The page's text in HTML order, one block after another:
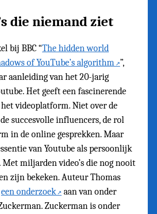
die niemand ziet
bij BBC “The hidden world
of YouTube’s algorithm ”,
aanleiding van het 20-jarig
Het geeft een fascinerende
videoplatform. Niet over de
succesvolle influencers, de rol
in de online gesprekken. Maar
van Youtube als persoonlijk
miljarden video’s die nog nooit
zijn bekeken. Auteur Thomas
een onderzoek
aan van onder
Zuckerman is onder